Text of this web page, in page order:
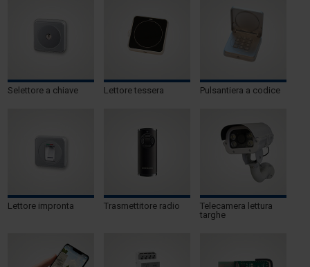
Selettore a chiave Lettore tessera Pulsantiera a codice
Lettore impronta Trasmettitore radio
Telecamera lettura
targhe